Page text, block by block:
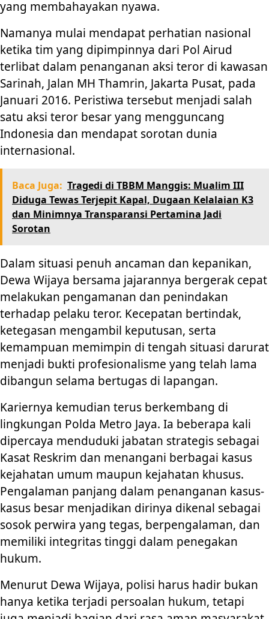
yang membahayakan nyawa.
Namanya mulai mendapat perhatian nasional
ketika tim yang dipimpinnya dari Pol Airud
terlibat dalam penanganan aksi teror di kawasan
Sarinah, Jalan MH Thamrin, Jakarta Pusat, pada
Januari 2016. Peristiwa tersebut menjadi salah
satu aksi teror besar yang mengguncang
Indonesia dan mendapat sorotan dunia
internasional.
Baca Juga: Tragedi di TBBM Manggis: Mualim III
Diduga Tewas Terjepit Kapal, Dugaan Kelalaian K3
dan Minimnya Transparansi Pertamina Jadi
Sorotan
Dalam situasi penuh ancaman dan kepanikan,
Dewa Wijaya bersama jajarannya bergerak cepat
melakukan pengamanan dan penindakan
terhadap pelaku teror. Kecepatan bertindak,
ketegasan mengambil keputusan, serta
kemampuan memimpin di tengah situasi darurat
menjadi bukti profesionalisme yang telah lama
dibangun selama bertugas di lapangan.
Kariernya kemudian terus berkembang di
lingkungan Polda Metro Jaya. Ia beberapa kali
dipercaya menduduki jabatan strategis sebagai
Kasat Reskrim dan menangani berbagai kasus
kejahatan umum maupun kejahatan khusus.
Pengalaman panjang dalam penanganan kasus-
kasus besar menjadikan dirinya dikenal sebagai
sosok perwira yang tegas, berpengalaman, dan
memiliki integritas tinggi dalam penegakan
hukum.
Menurut Dewa Wijaya, polisi harus hadir bukan
hanya ketika terjadi persoalan hukum, tetapi